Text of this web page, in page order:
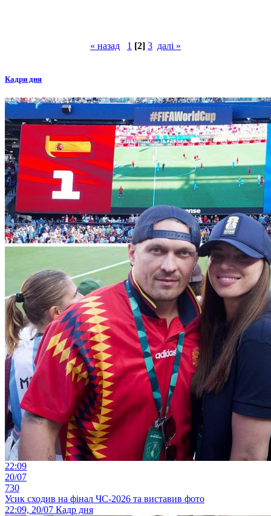
« назад 1 [2] 3 далі »
Кадри дня
22:09
20/07
730
Усик сходив на фінал ЧС-2026 та виставив фото
22:09, 20/07 Кадр дня